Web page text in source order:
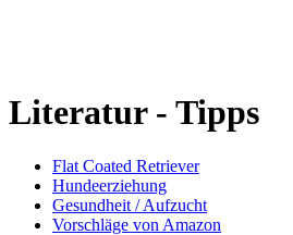
Literatur - Tipps
Flat Coated Retriever
Hundeerziehung
Gesundheit / Aufzucht
Vorschläge von Amazon